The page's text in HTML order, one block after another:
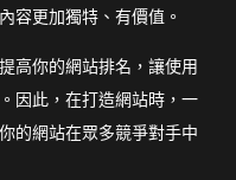
容更加獨特、有價值。
高你的網站排名，讓使用
因此，在打造網站時，一
的網站在眾多競爭對手中